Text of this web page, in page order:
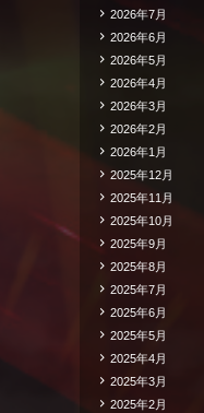
2026年7月
2026年6月
2026年5月
2026年4月
2026年3月
2026年2月
2026年1月
2025年12月
2025年11月
2025年10月
2025年9月
2025年8月
2025年7月
2025年6月
2025年5月
2025年4月
2025年3月
2025年2月